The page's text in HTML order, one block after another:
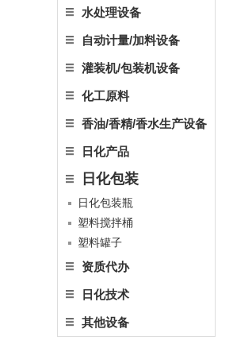
水处理设备
自动计量/加料设备
灌装机/包装机设备
化工原料
香油/香精/香水生产设备
日化产品
日化包装
日化包装瓶
塑料搅拌桶
塑料罐子
资质代办
日化技术
其他设备